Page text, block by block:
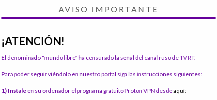
AVISO IMPORTANTE
¡ATENCIÓN!
El denominado "mundo libre" ha censurado la señal del canal ruso de TV RT.
Para poder seguir viéndolo en nuestro portal siga las instrucciones siguientes:
1) Instale en su ordenador el programa gratuito Proton VPN desdeaquí: